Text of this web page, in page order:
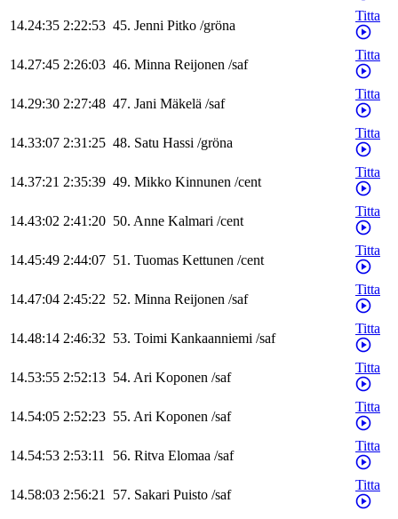
14.24:35 2:22:53 45. Jenni Pitko /gröna
Titta
14.27:45 2:26:03 46. Minna Reijonen /saf
Titta
14.29:30 2:27:48 47. Jani Mäkelä /saf
Titta
14.33:07 2:31:25 48. Satu Hassi /gröna
Titta
14.37:21 2:35:39 49. Mikko Kinnunen /cent
Titta
14.43:02 2:41:20 50. Anne Kalmari /cent
Titta
14.45:49 2:44:07 51. Tuomas Kettunen /cent
Titta
14.47:04 2:45:22 52. Minna Reijonen /saf
Titta
14.48:14 2:46:32 53. Toimi Kankaanniemi /saf
Titta
14.53:55 2:52:13 54. Ari Koponen /saf
Titta
14.54:05 2:52:23 55. Ari Koponen /saf
Titta
14.54:53 2:53:11 56. Ritva Elomaa /saf
Titta
14.58:03 2:56:21 57. Sakari Puisto /saf
Titta